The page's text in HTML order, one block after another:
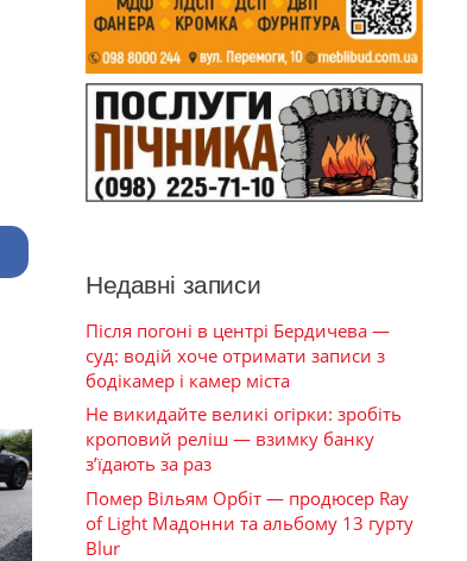
Недавні записи
Після погоні в центрі Бердичева —
суд: водій хоче отримати записи з
бодікамер і камер міста
Не викидайте великі огірки: зробіть
кроповий реліш — взимку банку
з’їдають за раз
Помер Вільям Орбіт — продюсер Ray
of Light Мадонни та альбому 13 гурту
Blur